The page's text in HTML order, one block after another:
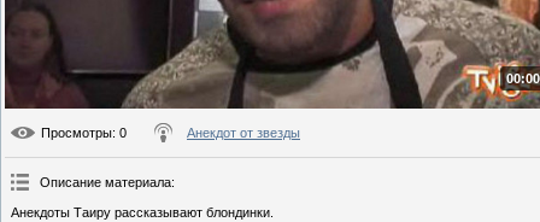
Просмотры: 0 Анекдот от звезды
Описание материала:
Анекдоты Таиру рассказывают блондинки.